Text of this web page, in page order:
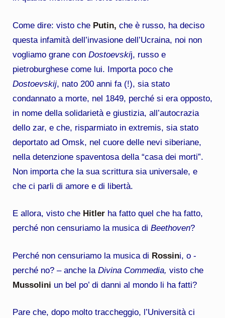
Come dire: visto che Putin, che è russo, ha deciso
questa infamità dell’invasione dell’Ucraina, noi non
vogliamo grane con Dostoevskij, russo e
pietroburghese come lui. Importa poco che
Dostoevskij, nato 200 anni fa (!), sia stato
condannato a morte, nel 1849, perché si era opposto,
in nome della solidarietà e giustizia, all’autocrazia
dello zar, e che, risparmiato in extremis, sia stato
deportato ad Omsk, nel cuore delle nevi siberiane,
nella detenzione spaventosa della “casa dei morti”.
Non importa che la sua scrittura sia universale, e
che ci parli di amore e di libertà.
E allora, visto che Hitlerha fatto quel che ha fatto,
perché non censuriamo la musica di Beethoven?
Perché non censuriamo la musica di Rossini, o -
perché no? – anche la Divina Commedia, visto che
Mussolini un bel po’ di danni al mondo li ha fatti?
Pare che, dopo molto traccheggio, l’Università ci